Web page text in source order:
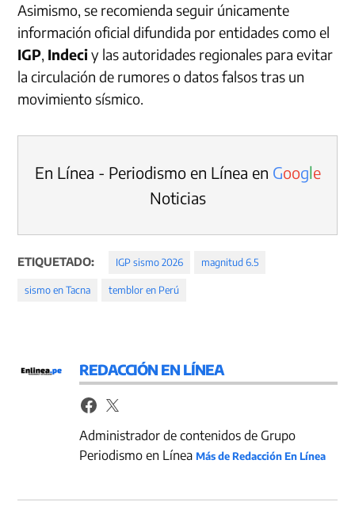
Asimismo, se recomienda seguir únicamente
información oficial difundida por entidades como el
IGP, Indeciy las autoridades regionales para evitar
la circulación de rumores o datos falsos tras un
movimiento sísmico.
En Línea - Periodismo en Línea en Google
Noticias
ETIQUETADO: IGP sismo 2026 magnitud 6.5
sismo en Tacna temblor en Perú
REDACCIÓN EN LÍNEA
Administrador de contenidos de Grupo
Periodismo en LíneaMás de Redacción En Línea